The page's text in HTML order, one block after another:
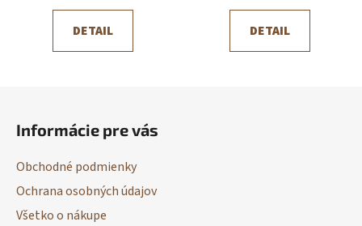
DETAIL DETAIL
Informácie pre vás
Obchodné podmienky
Ochrana osobných údajov
Všetko o nákupe